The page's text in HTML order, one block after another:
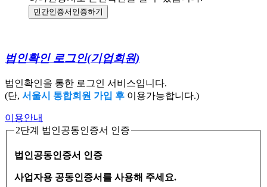
민간인증서 인증하기
법인확인 로그인(기업회원)
법인확인을 통한 로그인 서비스입니다.
(단, 서울시 통합회원 가입 후 이용가능합니다.)
이용안내
2단계 법인공동인증서 인증
법인공동인증서 인증
사업자용 공동인증서를 사용해 주세요.